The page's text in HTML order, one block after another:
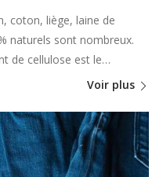
coton, liège, laine de
naturels sont nombreux.
de cellulose est le…
Voir plus